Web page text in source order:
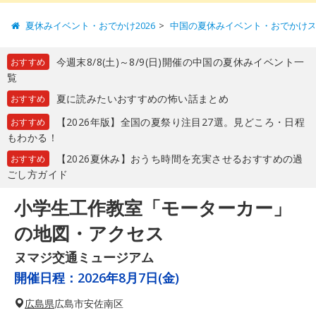
夏休みイベント・おでかけ2026 中国の夏休みイベント・おでかけ
おすすめ
今週末8/8(土)～8/9(日)開催の中国の夏休みイベント一
覧
おすすめ 夏に読みたいおすすめの怖い話まとめ
おすすめ
【2026年版】全国の夏祭り注目27選。見どころ・日程
もわかる！
おすすめ
【2026夏休み】おうち時間を充実させるおすすめの過
ごし方ガイド
小学生工作教室「モーターカー」
の地図・アクセス
ヌマジ交通ミュージアム
開催日程： 2026年8月7日(金)
広島県広島市安佐南区